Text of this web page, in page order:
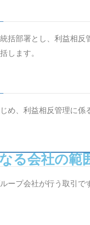
括部署とし、利益相
します。
め、利益相反管理に
る会社の範
ープ会社が行う取引で